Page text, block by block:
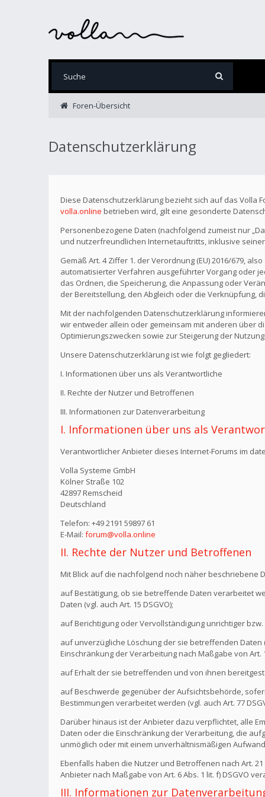
Foren-Übersicht
Datenschutzerklärung
Diese Datenschutzerklärung bezieht sich auf das Volla
volla.online betrieben wird, gilt eine gesonderte
Personenbezogene Daten (nachfolgend zumeist nur
und nutzerfreundlichen Internetauftritts, inklusive
Gemäß Art. 4 Ziffer 1. der Verordnung (EU) 2016/679,
automatisierter Verfahren ausgeführter Vorgang oder
das Ordnen, die Speicherung, die Anpassung oder
der Bereitstellung, den Abgleich oder die Verknüpfung,
Mit der nachfolgenden Datenschutzerklärung
wir entweder allein oder gemeinsam mit anderen über
Optimierungszwecken sowie zur Steigerung der
Unsere Datenschutzerklärung ist wie folgt gegliedert:
I. Informationen über uns als Verantwortliche
II. Rechte der Nutzer und Betroffenen
III. Informationen zur Datenverarbeitung
I. Informationen über uns als
Verantwortlicher Anbieter dieses Internet-Forums im
Volla Systeme GmbH
Kölner Straße 102
42897 Remscheid
Deutschland
Telefon: +49 2191 59897 61
E-Mail: forum@volla.online
II. Rechte der Nutzer und Betroffenen
Mit Blick auf die nachfolgend noch näher
auf Bestätigung, ob sie betreffende Daten verarbeitet
Daten (vgl. auch Art. 15 DSGVO);
auf Berichtigung oder Vervollständigung unrichtiger
auf unverzügliche Löschung der sie betreffenden Daten
Einschränkung der Verarbeitung nach Maßgabe von Art.
auf Erhalt der sie betreffenden und von ihnen
auf Beschwerde gegenüber der Aufsichtsbehörde,
Bestimmungen verarbeitet werden (vgl. auch Art. 77
Darüber hinaus ist der Anbieter dazu verpflichtet, alle
Daten oder die Einschränkung der Verarbeitung, die
unmöglich oder mit einem unverhältnismäßigen
Ebenfalls haben die Nutzer und Betroffenen nach Art.
Anbieter nach Maßgabe von Art. 6 Abs. 1 lit. f) DSGVO
III. Informationen zur